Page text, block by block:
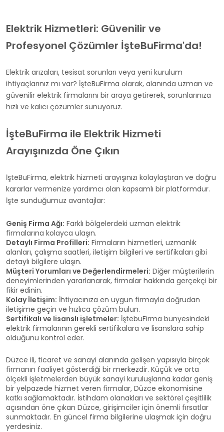
Elektrik Hizmetleri: Güvenilir ve
Profesyonel Çözümler İşteBuFirma'da!
Elektrik arızaları, tesisat sorunları veya yeni kurulum
ihtiyaçlarınız mı var? İşteBuFirma olarak, alanında uzman ve
güvenilir elektrik firmalarını bir araya getirerek, sorunlarınıza
hızlı ve kalıcı çözümler sunuyoruz.
İşteBuFirma ile Elektrik Hizmeti
Arayışınızda Öne Çıkın
İşteBuFirma, elektrik hizmeti arayışınızı kolaylaştıran ve doğru
kararlar vermenize yardımcı olan kapsamlı bir platformdur.
İşte sunduğumuz avantajlar:
Geniş Firma Ağı: Farklı bölgelerdeki uzman elektrik
firmalarına kolayca ulaşın.
Detaylı Firma Profilleri: Firmaların hizmetleri, uzmanlık
alanları, çalışma saatleri, iletişim bilgileri ve sertifikaları gibi
detaylı bilgilere ulaşın.
Müşteri Yorumları ve Değerlendirmeleri: Diğer müşterilerin
deneyimlerinden yararlanarak, firmalar hakkında gerçekçi bir
fikir edinin.
Kolay İletişim: İhtiyacınıza en uygun firmayla doğrudan
iletişime geçin ve hızlıca çözüm bulun.
Sertifikalı ve lisanslı işletmeler: İştebuFirma bünyesindeki
elektrik firmalarının gerekli sertifikalara ve lisanslara sahip
olduğunu kontrol eder.
Düzce ili, ticaret ve sanayi alanında gelişen yapısıyla birçok
firmanın faaliyet gösterdiği bir merkezdir. Küçük ve orta
ölçekli işletmelerden büyük sanayi kuruluşlarına kadar geniş
bir yelpazede hizmet veren firmalar, Düzce ekonomisine
katkı sağlamaktadır. İstihdam olanakları ve sektörel çeşitlilik
açısından öne çıkan Düzce, girişimciler için önemli fırsatlar
sunmaktadır. En güncel firma bilgilerine ulaşmak için doğru
yerdesiniz.